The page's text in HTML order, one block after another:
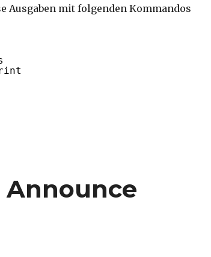
Ausgaben mit folgenden Kommandos
Announce